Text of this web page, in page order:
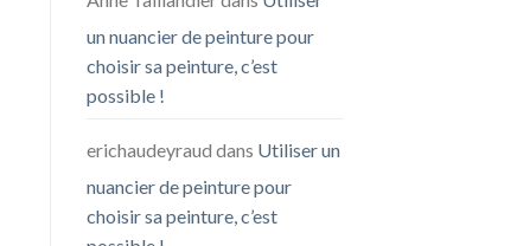
un nuancier de peinture pour
choisir sa peinture, c’est
possible !
erichaudeyraud dans Utiliser un
nuancier de peinture pour
choisir sa peinture, c’est